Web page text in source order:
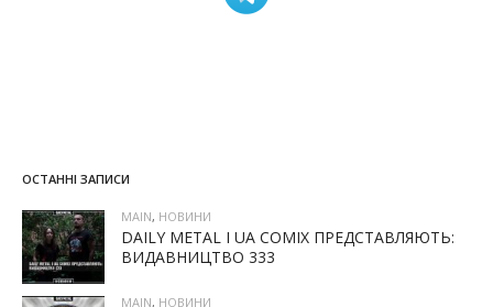
ОСТАННІ ЗАПИСИ
MAIN, НОВИНИ
DAILY METAL І UA COMIX ПРЕДСТАВЛЯЮТЬ:
ВИДАВНИЦТВО 333
MAIN, НОВИНИ